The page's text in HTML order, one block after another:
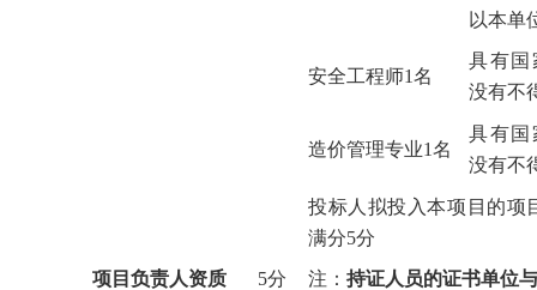
以本单
安全工程师1名
具有国
没有不
造价管理专业1名
具有国
没有不
项目负责人资质 5分
投标人拟投入本项目的项
满分5分
注： 持证人员的证书单位